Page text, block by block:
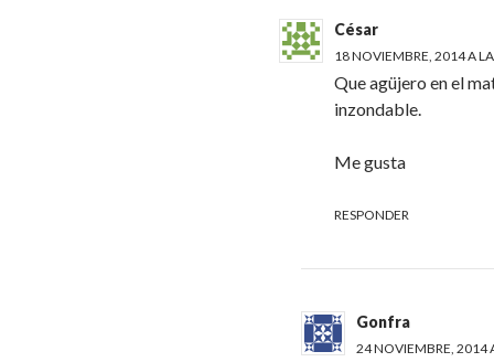
César
18 NOVIEMBRE, 2014 A
Que agüjero en el
inzondable.
Me gusta
RESPONDER
Gonfra
24 NOVIEMBRE, 2014